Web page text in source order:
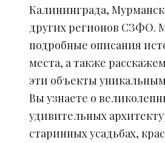
Калининграда,
других регионов СЗФО.
подробные описания
места, а также
эти объекты
Вы узнаете о
удивительных
старинных усадьбах,